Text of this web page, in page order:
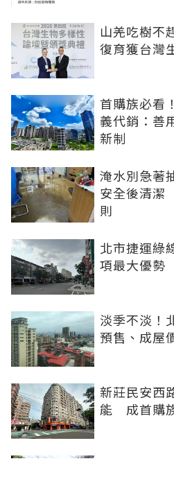
山羌吃樹
復育獲台灣
首購族必看
義代銷：善
新制
淹水別急著
安全後清潔
則
北市捷運綠
項最大優勢
淡季不淡！
預售、成屋
新莊民安西
能 成首購